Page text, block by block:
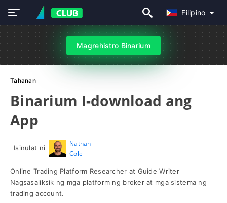
Filipino
Magrehistro Binarium
Tahanan
Binarium I-download ang
App
Isinulat ni
Nathan
Cole
Online Trading Platform Researcher at Guide Writer
Nagsasaliksik ng mga platform ng broker at mga sistema ng
trading account.